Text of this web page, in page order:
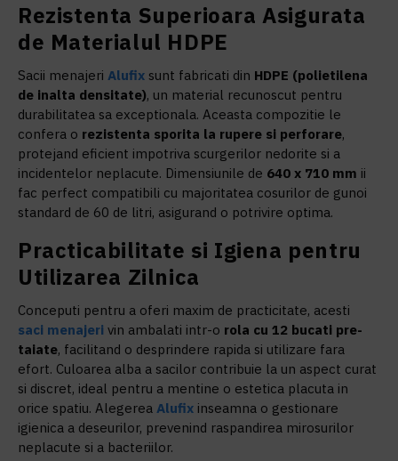
Rezistenta Superioara Asigurata
de Materialul HDPE
Sacii menajeri Alufix sunt fabricati din HDPE (polietilena
de inalta densitate), un material recunoscut pentru
durabilitatea sa exceptionala. Aceasta compozitie le
confera o rezistenta sporita la rupere si perforare,
protejand eficient impotriva scurgerilor nedorite si a
incidentelor neplacute. Dimensiunile de 640 x 710 mm ii
fac perfect compatibili cu majoritatea cosurilor de gunoi
standard de 60 de litri, asigurand o potrivire optima.
Practicabilitate si Igiena pentru
Utilizarea Zilnica
Conceputi pentru a oferi maxim de practicitate, acesti
saci menajeri vin ambalati intr-o rola cu 12 bucati pre-
taiate, facilitand o desprindere rapida si utilizare fara
efort. Culoarea alba a sacilor contribuie la un aspect curat
si discret, ideal pentru a mentine o estetica placuta in
orice spatiu. Alegerea Alufix inseamna o gestionare
igienica a deseurilor, prevenind raspandirea mirosurilor
neplacute si a bacteriilor.